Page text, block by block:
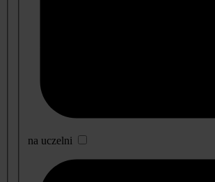
na uczelni